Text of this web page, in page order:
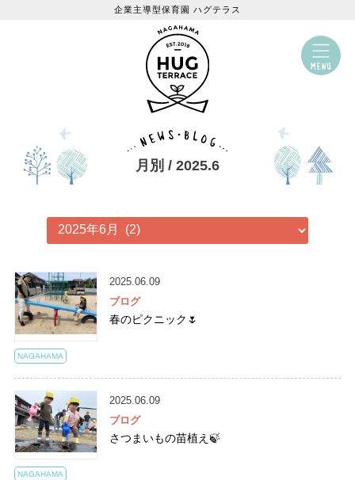
企業主導型保育園 ハグテラス
月別 / 2025.6
2025.06.09
ブログ
春のピクニック🌷
NAGAHAMA
2025.06.09
ブログ
さつまいもの苗植え🍃
NAGAHAMA